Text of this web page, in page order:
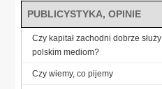
PUBLICYSTYKA, OPINIE
Czy kapitał zachodni dobrze służy
polskim mediom?
Czy wiemy, co pijemy